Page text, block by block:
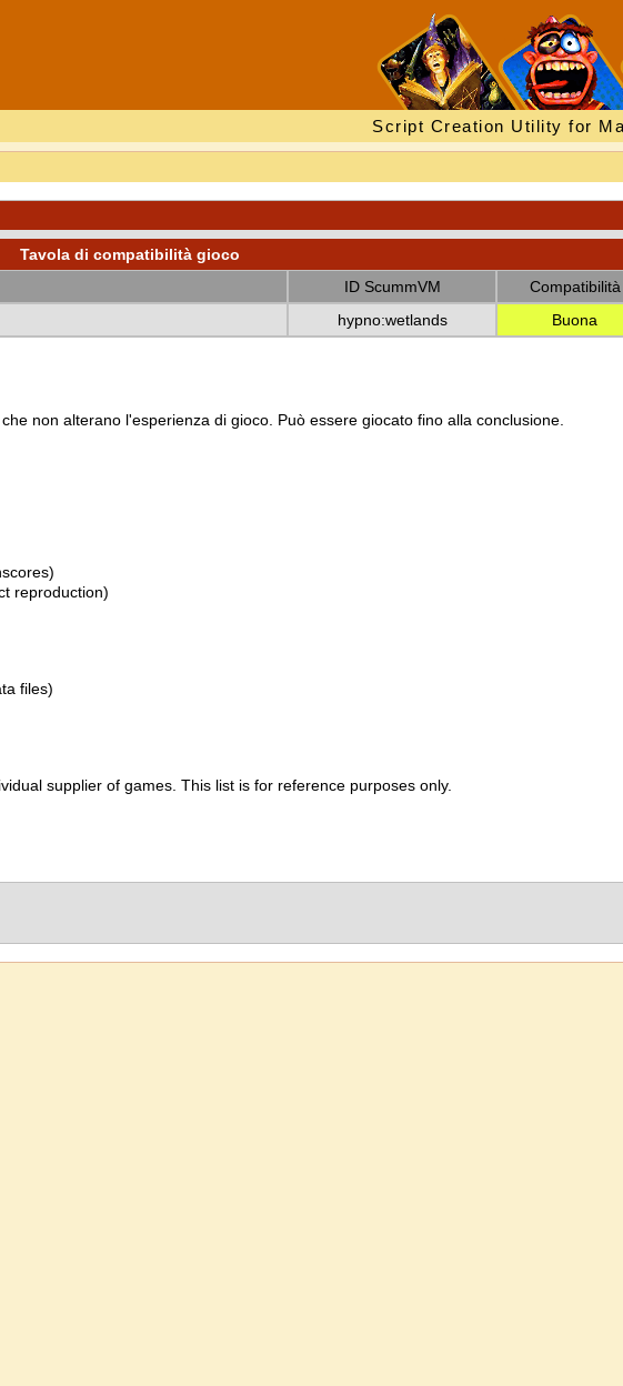
Script Creation Utility for
Tavola di compatibilità gioco
ID ScummVM
Compatibilità
hypno:wetlands Buona
non alterano l'esperienza di gioco. Può essere giocato fino alla conclusione.
reproduction)
files)
supplier of games. This list is for reference purposes only.